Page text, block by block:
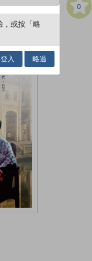
0
，或按「略
登入 略過